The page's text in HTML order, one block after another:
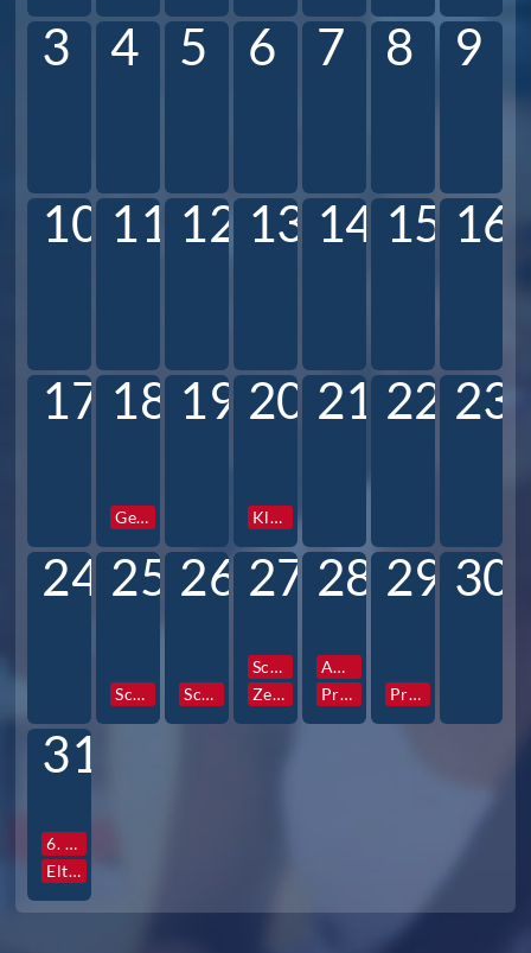
3 4 5 6 7 8 9
10 11 12 13 14 15 16
17 18
Gesamtkonferenz
19 20
Klassen und Profilstunden
21 22 23
24 25
Schulfotograf
26
Schulfotograf
27
Schulfotograf
Zentrale Info- und Elternabende 6
28
AG Vorstellung
Prefects Reise
29
Prefects Reise
30
31
6. Std. Vollversammlung Jg. S3
Elternabende S3